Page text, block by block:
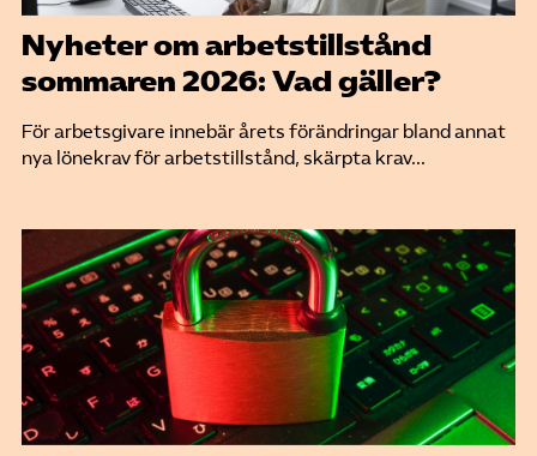
Nyheter om arbetstillstånd
sommaren 2026: Vad gäller?
För arbetsgivare innebär årets förändringar bland annat
nya lönekrav för arbetstillstånd, skärpta krav...